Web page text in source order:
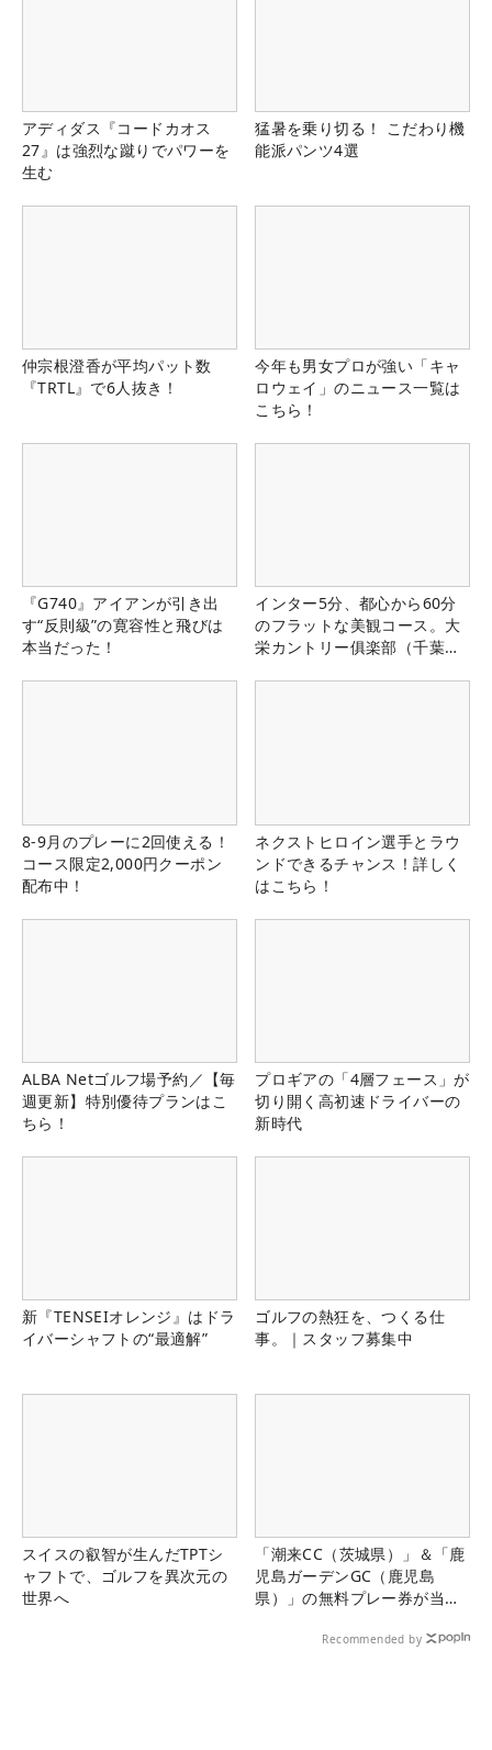
アディダス『コードカオス
27』は強烈な蹴りでパワーを
生む
猛暑を乗り切る！ こだわり機
能派パンツ4選
仲宗根澄香が平均パット数
『TRTL』で6人抜き！
今年も男女プロが強い「キャ
ロウェイ」のニュース一覧は
こちら！
『G740』アイアンが引き出
す“反則級”の寛容性と飛びは
本当だった！
インター5分、都心から60分
のフラットな美観コース。大
栄カントリー俱楽部（千葉
8-9月のプレーに2回使える！
コース限定2,000円クーポン
配布中！
ネクストヒロイン選手とラウ
ンドできるチャンス！詳しく
はこちら！
ALBA Netゴルフ場予約／【毎
週更新】特別優待プランはこ
ちら！
プロギアの「4層フェース」が
切り開く高初速ドライバーの
新時代
新『TENSEIオレンジ』はドラ
イバーシャフトの“最適解”
ゴルフの熱狂を、つくる仕
事。｜スタッフ募集中
スイスの叡智が生んだTPTシ
ャフトで、ゴルフを異次元の
世界へ
「潮来CC（茨城県）」＆「鹿
児島ガーデンGC（鹿児島
県）」の無料プレー券が当た
Recommended by